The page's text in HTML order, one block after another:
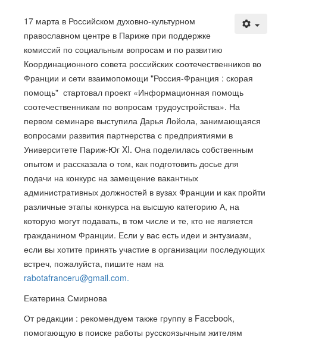
17 марта в Российском духовно-культурном
православном центре в Париже при поддержке
комиссий по социальным вопросам и по развитию
Координационного совета российских соотечественников во
Франции и сети взаимопомощи "Россия-Франция : скорая
помощь" стартовал проект «Информационная помощь
соотечественникам по вопросам трудоустройства». На
первом семинаре выступила Дарья Лойола, занимающаяся
вопросами развития партнерства с предприятиями в
Университете Париж-Юг XI. Она поделилась собственным
опытом и рассказала о том, как подготовить досье для
подачи на конкурс на замещение вакантных
административных должностей в вузах Франции и как пройти
различные этапы конкурса на высшую категорию А, на
которую могут подавать, в том числе и те, кто не является
гражданином Франции. Если у вас есть идеи и энтузиазм,
если вы хотите принять участие в организации последующих
встреч, пожалуйста, пишите нам на
rabotafranceru@gmail.com.
Екатерина Смирнова
От редакции : рекомендуем также группу в Facebook,
помогающую в поиске работы русскоязычным жителям